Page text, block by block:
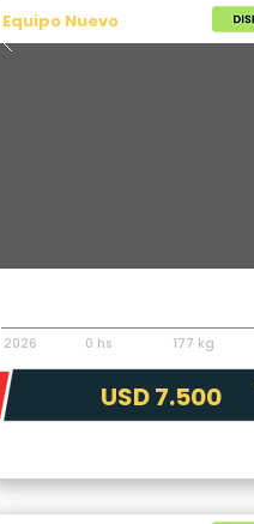
Equipo Nuevo
2026 0 hs 177 kg
USD 7.500